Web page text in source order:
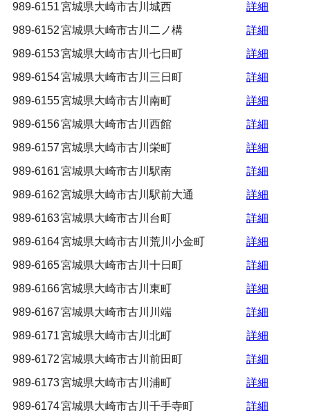
989-6151宮城県大崎市古川城西
詳細
989-6152宮城県大崎市古川二ノ構
詳細
989-6153宮城県大崎市古川七日町
詳細
989-6154宮城県大崎市古川三日町
詳細
989-6155宮城県大崎市古川南町
詳細
989-6156宮城県大崎市古川西館
詳細
989-6157宮城県大崎市古川栄町
詳細
989-6161宮城県大崎市古川駅南
詳細
989-6162宮城県大崎市古川駅前大通
詳細
989-6163宮城県大崎市古川台町
詳細
989-6164宮城県大崎市古川荒川小金町
詳細
989-6165宮城県大崎市古川十日町
詳細
989-6166宮城県大崎市古川東町
詳細
989-6167宮城県大崎市古川川端
詳細
989-6171宮城県大崎市古川北町
詳細
989-6172宮城県大崎市古川前田町
詳細
989-6173宮城県大崎市古川浦町
詳細
989-6174宮城県大崎市古川千手寺町 詳細